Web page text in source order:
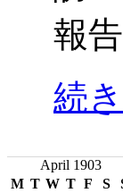
報
続
April 1903
M T W T F S